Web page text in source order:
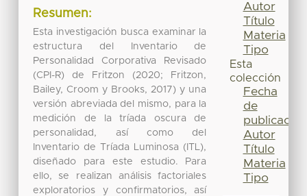
Resumen:
Esta investigación busca examinar la
estructura del Inventario de
Personalidad Corporativa Revisado
(CPI-R) de Fritzon (2020; Fritzon,
Bailey, Croom y Brooks, 2017) y una
versión abreviada del mismo, para la
medición de la tríada oscura de
personalidad, así como del
Inventario de Tríada Luminosa (ITL),
diseñado para este estudio. Para
ello, se realizan análisis factoriales
exploratorios y confirmatorios, así
Autor
Título
Materia
Tipo
Esta
colección
Fecha
de
publicación
Autor
Título
Materia
Tipo